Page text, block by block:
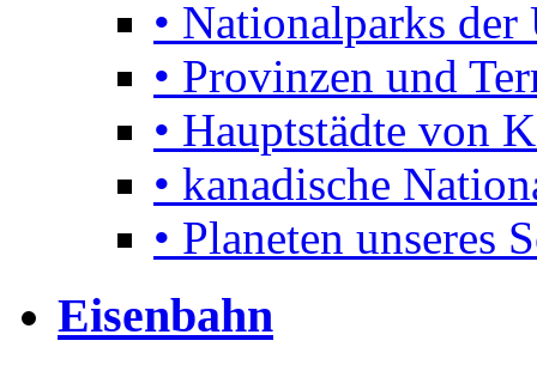
• Nationalparks der
• Provinzen und
• Hauptstädte von
• kanadische
• Planeten unseres
Eisenbahn